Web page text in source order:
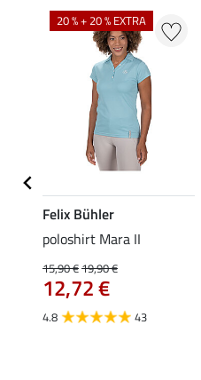
20 % + 20 % EXTRA
Felix Bühler
poloshirt Mara II
15,90 €19,90 €
12,72 €
4.8 43